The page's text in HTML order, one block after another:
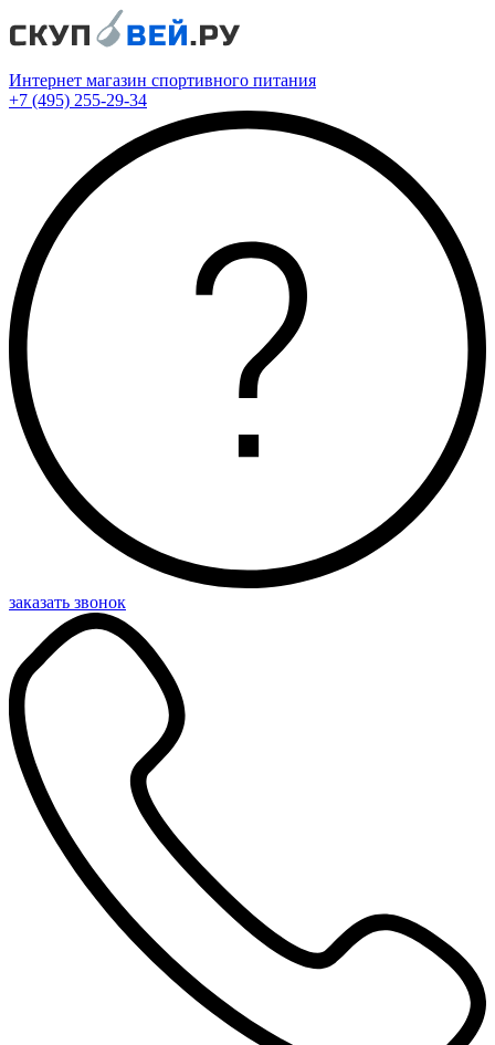
Интернет магазин спортивного питания
+7 (495) 255-29-34
заказать звонок